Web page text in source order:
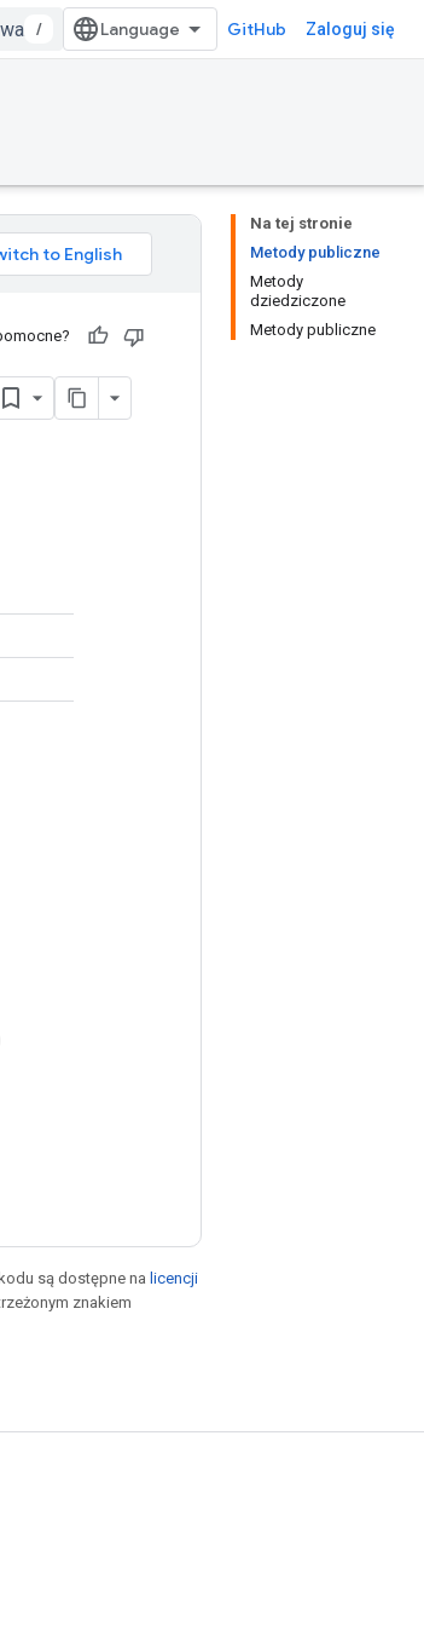
/ GitHub Zaloguj się
Na tej stronie
Metody publiczne
Metody
dziedziczone
Metody publiczne
są dostępne na licencji
znakiem